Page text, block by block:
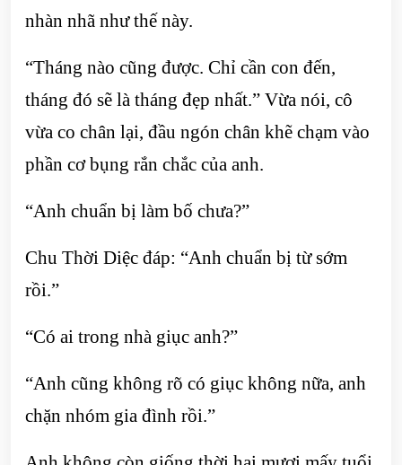
nhàn nhã như thế này.
“Tháng nào cũng được. Chỉ cần con đến,
tháng đó sẽ là tháng đẹp nhất.” Vừa nói, cô
vừa co chân lại, đầu ngón chân khẽ chạm vào
phần cơ bụng rắn chắc của anh.
“Anh chuẩn bị làm bố chưa?”
Chu Thời Diệc đáp: “Anh chuẩn bị từ sớm
rồi.”
“Có ai trong nhà giục anh?”
“Anh cũng không rõ có giục không nữa, anh
chặn nhóm gia đình rồi.”